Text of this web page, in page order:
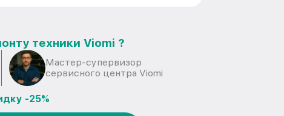
техники Viomi ?
Мастер-супервизор
сервисного центра Viomi
-25%